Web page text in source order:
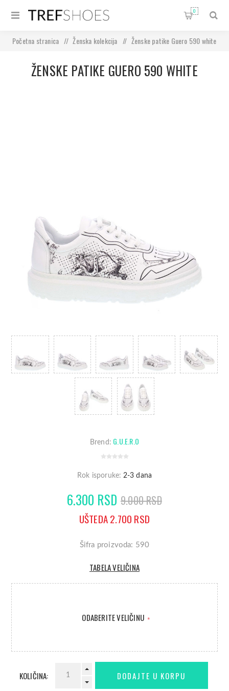
0
Početna stranica / Ženska kolekcija / Ženske patike Guero 590 white
ŽENSKE PATIKE GUERO 590 WHITE
Brend: G.U.E.R.O
Rok isporuke: 2-3 dana
6.300 RSD 9.000 RSD
UŠTEDA 2.700 RSD
Šifra proizvoda: 590
TABELA VELIČINA
ODABERITE VELIČINU *
KOLIČINA: